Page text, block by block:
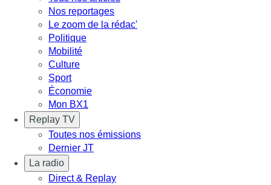
Nos reportages
Le zoom de la rédac'
Politique
Mobilité
Culture
Sport
Économie
Mon BX1
Replay TV
Toutes nos émissions
Dernier JT
La radio
Direct & Replay